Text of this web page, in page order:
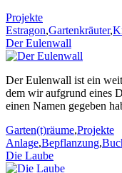
Kategorien
ProjekteStichworte
Estragon,Gartenkräuter,
Der Eulenwall
Der Eulenwall ist ein
dem wir aufgrund eines
einen Namen gegeben
Kategorien
Garten(t)räume,Projekte
Anlage,Bepflanzung,
Die Laube